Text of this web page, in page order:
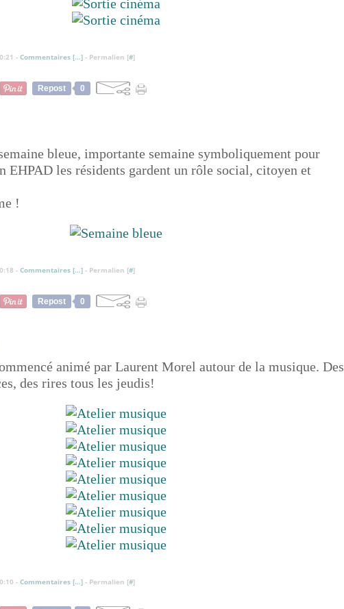
- Commentaires […] - Permalien [#]
Repost
0
bleue, importante semaine symboliquement pour
EHPAD les résidents gardent un rôle social, citoyen et
!
- Commentaires […] - Permalien [#]
Repost
0
animé par Laurent Morel autour de la musique. Des
des rires tous les jeudis!
- Commentaires […] - Permalien [#]